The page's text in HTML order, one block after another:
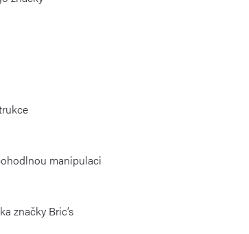
manipulaci
značky Bric’s